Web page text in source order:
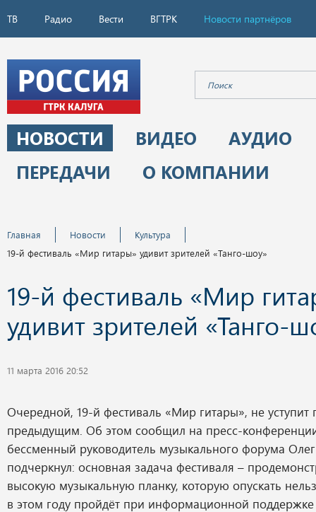
ТВ Радио Вести ВГТРК Новости партнёров
НОВОСТИ ВИДЕО
АУДИО
ПЕРЕДАЧИ
О КОМПАНИИ
Главная Новости
Культура
19-й фестиваль «Мир гитары» удивит зрителей «Танго-шоу»
19-й фестиваль «Мир
удивит зрителей «Танго-
11 марта 2016 20:52
Очередной, 19-й фестиваль «Мир гитары», не
предыдущим. Об этом сообщил на пресс-
бессменный руководитель музыкального форума
подчеркнул: основная задача фестиваля –
высокую музыкальную планку, которую опускать
в этом году пройдёт при информационной поддержке